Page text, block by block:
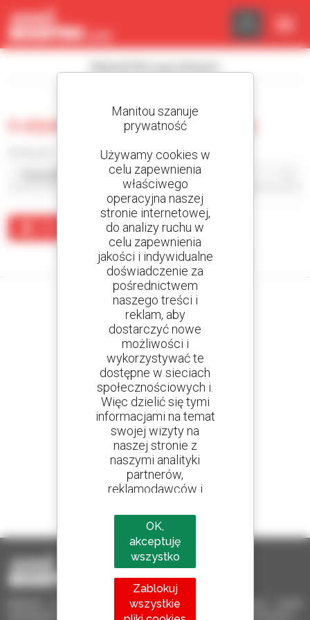
0 używana sprzęt magazynowy
Żaden wynik nie odpowiada wyszukiwaniu.
Utwórz swoje alerty
i otrzymuj ogłoszenia o sprzęcie używanym
800 dealerów
Manitou na całym świecie
Manitou Używane – Używany sprzęt przeładunkowy: wózki
teleskopowe, wózki masztowe, samojezdne podnośniki koszowe
Panel zarządzania plikami cookies
Manitou szanuje
prywatność
Używamy cookies w
celu zapewnienia
właściwego
operacyjna naszej
stronie internetowej,
do analizy ruchu w
celu zapewnienia
jakości i indywidualne
doświadczenie za
pośrednictwem
naszego treści i
reklam, aby
dostarczyć nowe
możliwości i
wykorzystywać te
dostępne w sieciach
społecznościowych i.
Więc dzielić się tymi
informacjami na temat
swojej wizyty na
naszej stronie z
naszymi analityki
partnerów,
reklamodawców i
OK,
akceptuję
wszystko
Zablokuj
wszystkie